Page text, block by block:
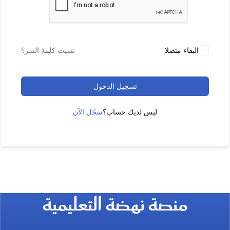
البقاء متصلا نسيت كلمة السر؟
تسجيل الدخول
ليس لديك حساب؟سجّل الآن
منصة نهضة التعليمية